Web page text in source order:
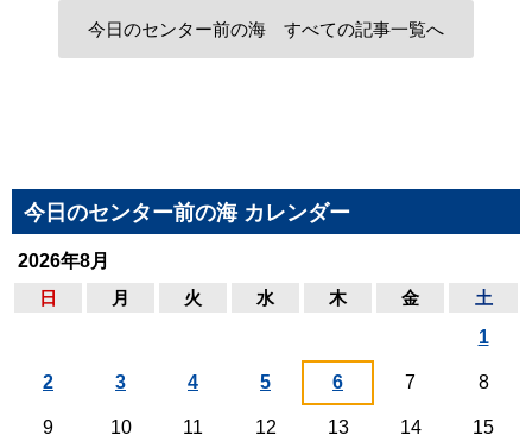
今日のセンター前の海 すべての記事一覧へ
今日のセンター前の海 カレンダー
2026年8月
日
月 火 水 木 金 土
1
2 3 4 5 6 7 8
9 10 11 12 13 14 15